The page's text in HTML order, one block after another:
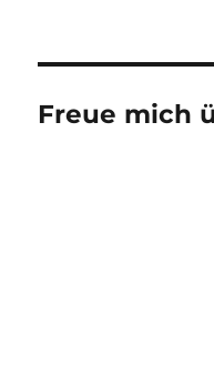
Freue mich